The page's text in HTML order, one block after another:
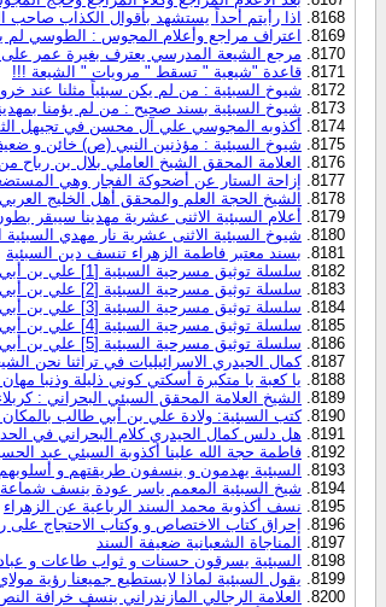
اذا رأيتم أحداً يستشهد بأقوال الكذاب
اعتراف مراجع وأعلام المجوس : الطوسي
مرجع الشيعة المدرسي يعترف بغيرة عمر
قاعدة "شيعية " تسقط " مرويات " الشيعة !!!
شيوخ السبئية : من لم يكن سبئياً مثلنا عند
شيوخ السبئية بسند صحيح : من لم يؤمنا
أكذوبه المجوسي علي آل محسن في تجيهل
شيوخ السبئية : مؤذنين النبي (ص) خائن و
العلامة المحقق الشيخ العاملي بلال بن رباح
إزاحة الستار عن أضحوكة الفجار وهي
الشيخ الحجة العلم والمحقق أهل الخليج العربي
أعلام السبئية الاثنى عشرية مهدينا سيبقر
شيوخ السبئية الاثنى عشرية نار مهدي
بسند معتبر فاطمة الزهراء تنسف دين السبئية
سلسلة توثيق مسرحية السبئية [1] علي بن أبي طالب يطير إلى السماء حتى يحل مشاكل الملائكة
سلسلة توثيق مسرحية السبئية [2] علي بن أبي طالب يطير إلى البروج حتى يوزع الأرزاق ويلعب بالسماء
سلسلة توثيق مسرحية السبئية [3] علي بن أبي طالب يحارب بيده و رجله أصقاع الأرض طولاً وعرضاً
سلسلة توثيق مسرحية السبئية [4] علي بن أبي طالب معلم جبريل و شرطي السماء
سلسلة توثيق مسرحية السبئية [5] علي بن أبي طالب هو معلم و منقذ الأنبياء وأقوامهم
كمال الحيدري الاسرائيليات في تراثنا نحن
يا كعبة يا متكبرة أسكتي كوني ذليلة وذنبا
الشيخ العلامة المحقق السبئي البحراني :
كتب السبئية: ولادة علي بن أبي طالب بالمكان
هل دلس كمال الحيدري كلام البحراني في
فاطمة حجة الله علينا أكذوبة السبئي عبد
السبئية يهدمون و ينسفون طريقتهم و
شيخ السبئية المعمم ياسر عودة ينسف شماعة
نسف أكذوبة محمد السند الرباعية عن الزهراء
إحراق كتاب الاختصاص و وكتاب الاحتجاج
المناجاة الشعبانية ضعيفة السند
السبئية يسرقون حسنات و ثواب طاعات و
يقول السبئية لماذا لايستطيع جميعنا رؤية
العلامة الرجالي المازندراني ينسف خرافة